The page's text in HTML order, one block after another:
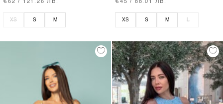
€62 / 121.26 ЛВ.
XS S M
€45 / 88.01 ЛВ.
XS S M L